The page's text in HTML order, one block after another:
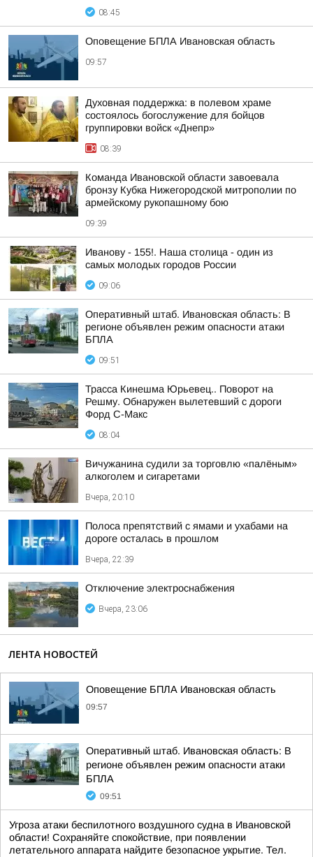
08:45
Оповещение БПЛА Ивановская область
09:57
Духовная поддержка: в полевом храме
состоялось богослужение для бойцов
группировки войск «Днепр»
08:39
Команда Ивановской области завоевала
бронзу Кубка Нижегородской митрополии по
армейскому рукопашному бою
09:39
Иванову - 155!. Наша столица - один из
самых молодых городов России
09:06
Оперативный штаб. Ивановская область: В
регионе объявлен режим опасности атаки
БПЛА
09:51
Трасса Кинешма Юрьевец.. Поворот на
Решму. Обнаружен вылетевший с дороги
Форд С-Макс
08:04
Вичужанина судили за торговлю «палёным»
алкоголем и сигаретами
Вчера, 20:10
Полоса препятствий с ямами и ухабами на
дороге осталась в прошлом
Вчера, 22:39
Отключение электроснабжения
Вчера, 23:06
ЛЕНТА НОВОСТЕЙ
Оповещение БПЛА Ивановская область
09:57
Оперативный штаб. Ивановская область: В
регионе объявлен режим опасности атаки
БПЛА
09:51
Угроза атаки беспилотного воздушного судна в Ивановской
области! Сохраняйте спокойствие, при появлении
летательного аппарата найдите безопасное укрытие. Тел.